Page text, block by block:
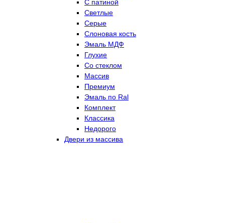
С патиной
Светлые
Серые
Слоновая кость
Эмаль МДФ
Глухие
Со стеклом
Массив
Премиум
Эмаль по Ral
Комплект
Классика
Недорого
Двери из массива